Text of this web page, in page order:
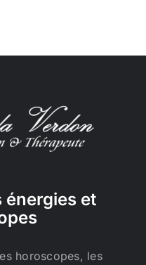
énergies et
horoscopes, les